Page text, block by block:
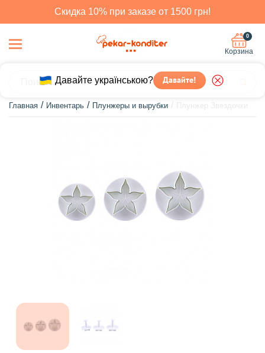
Скидка 10% при заказе от 1500 грн!
Давайте українською? Давайте!
0
Корзина
Главная Инвентарь Плунжеры и вырубки Плунжер Звездочки